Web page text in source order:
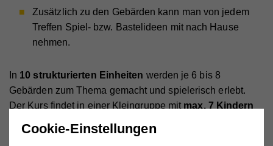
Zusätzlich zu den Gebärden kann man von jedem
Treffen Spiel- bzw. Bastelideen mit nach Hause
nehmen.
In 10 strukturierten Einheiten werden je 6 bis 8
Gebärden zum Thema gemacht und spielerisch erlebt.
Der Kurs findet in einer Kleingruppe mit max. 7 Kindern
Cookie-Einstellungen